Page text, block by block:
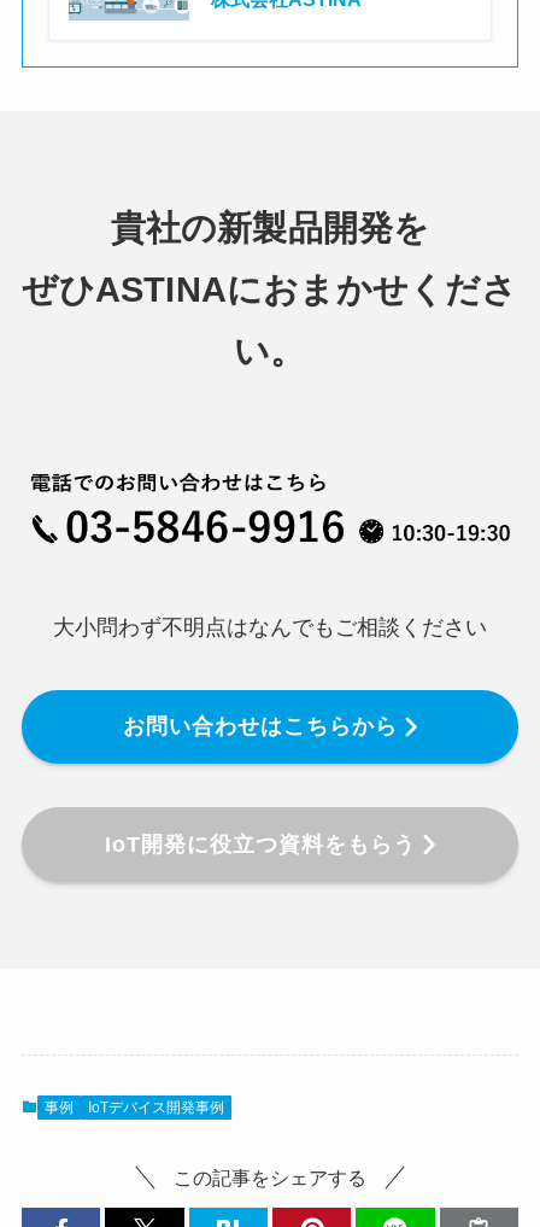
貴社の新製品開発を
ぜひASTINAにおまかせくださ
い。
大小問わず不明点はなんでもご相談ください
お問い合わせはこちらから
IoT開発に役立つ資料をもらう
事例 IoTデバイス開発事例
この記事をシェアする